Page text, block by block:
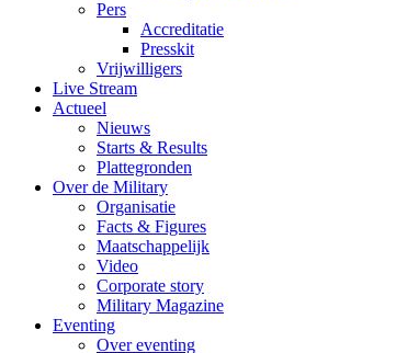
Pers
Accreditatie
Presskit
Vrijwilligers
Live Stream
Actueel
Nieuws
Starts & Results
Plattegronden
Over de Military
Organisatie
Facts & Figures
Maatschappelijk
Video
Corporate story
Military Magazine
Eventing
Over eventing